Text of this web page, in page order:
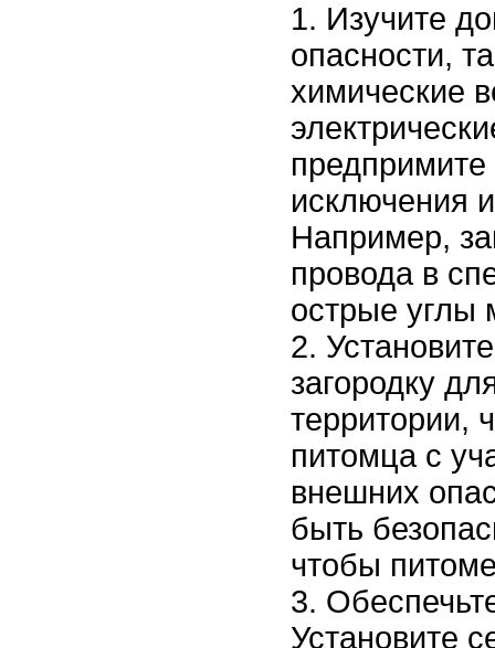
Изучите
опасности,
химические
исключения
Например,
провода в
острые углы
загородку
территории,
питомца с
внешних
быть
чтобы
Установите